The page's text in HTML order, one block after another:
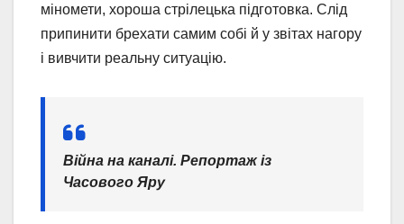
міномети, хороша стрілецька підготовка. Слід
припинити брехати самим собі й у звітах нагору
і вивчити реальну ситуацію.
Війна на каналі. Репортаж із
Часового Яру